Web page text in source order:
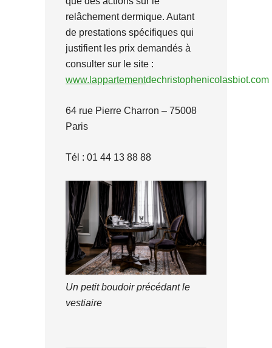
relâchement dermique. Autant
de prestations spécifiques qui
justifient les prix demandés à
consulter sur le site :
www.lappartementdechristophenicolasbiot.com
64 rue Pierre Charron – 75008
Paris
Tél : 01 44 13 88 88
Un petit boudoir précédant le
vestiaire